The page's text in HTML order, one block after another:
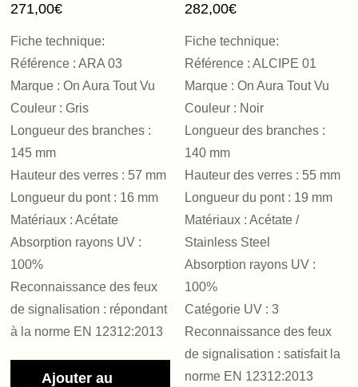
271,00€
Fiche technique:
Référence : ARA 03
Marque : On Aura Tout Vu
Couleur : Gris
Longueur des branches :
145 mm
Hauteur des verres : 57 mm
Longueur du pont : 16 mm
Matériaux : Acétate
Absorption rayons UV :
100%
Reconnaissance des feux
de signalisation : répondant
à la norme EN 12312:2013
Ajouter au
282,00€
Fiche technique:
Référence : ALCIPE 01
Marque : On Aura Tout Vu
Couleur : Noir
Longueur des branches :
140 mm
Hauteur des verres : 55 mm
Longueur du pont : 19 mm
Matériaux : Acétate /
Stainless Steel
Absorption rayons UV :
100%
Catégorie UV : 3
Reconnaissance des feux
de signalisation : satisfait la
norme EN 12312:2013